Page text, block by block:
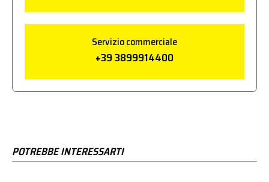
Servizio commerciale
+39 3899914400
POTREBBE INTERESSARTI